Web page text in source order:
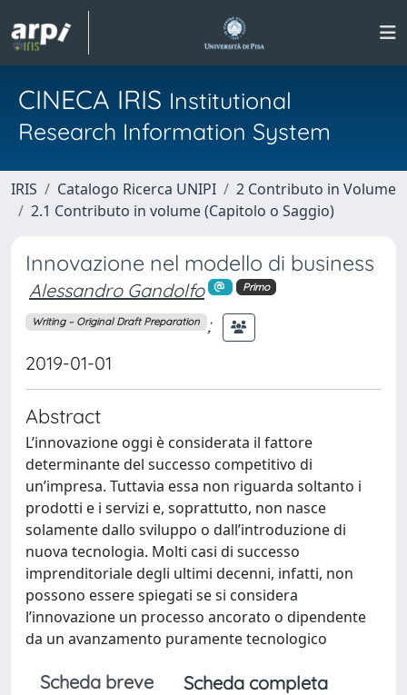
CINECA IRIS Institutional
Research Information System
IRIS Catalogo Ricerca UNIPI
2 Contributo in Volume
2.1 Contributo in volume (Capitolo o Saggio)
Innovazione nel modello di business
Alessandro Gandolfo Primo
Writing – Original Draft Preparation ;
2019-01-01
Abstract
L’innovazione oggi è considerata il fattore
determinante del successo competitivo di
un’impresa. Tuttavia essa non riguarda soltanto i
prodotti e i servizi e, soprattutto, non nasce
solamente dallo sviluppo o dall’introduzione di
nuova tecnologia. Molti casi di successo
imprenditoriale degli ultimi decenni, infatti, non
possono essere spiegati se si considera
l’innovazione un processo ancorato o dipendente
da un avanzamento puramente tecnologico
Scheda breve
Scheda completa